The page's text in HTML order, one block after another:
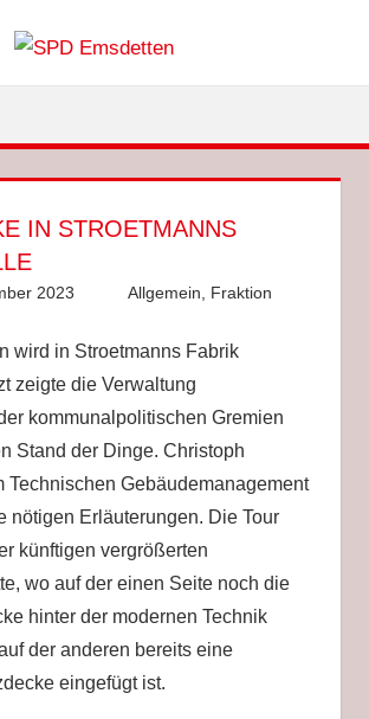
IN STROETMANNS
2023 Anke Hackethal
Allgemein Fraktion
wird in Stroetmanns Fabrik
zeigte die Verwaltung
kommunalpolitischen Gremien
Stand der Dinge. Christoph
Technischen Gebäudemanagement
nötigen Erläuterungen. Die Tour
künftigen vergrößerten
wo auf der einen Seite noch die
hinter der modernen Technik
der anderen bereits eine
eingefügt ist.